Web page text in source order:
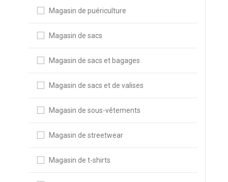
Magasin de puériculture
Magasin de sacs
Magasin de sacs et bagages
Magasin de sacs et de valises
Magasin de sous-vêtements
Magasin de streetwear
Magasin de t-shirts